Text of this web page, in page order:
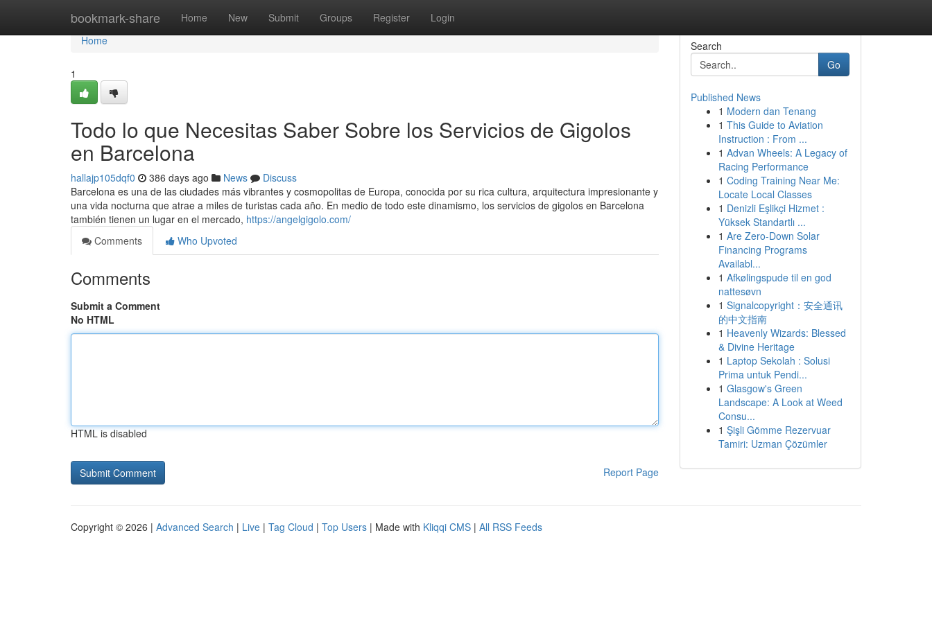
bookmark-share Home New Submit Groups Register Login
Home
Home
1
Todo lo que Necesitas Saber Sobre los Servicios de Gigolos
en Barcelona
hallajp105dqf0 386 days ago News
Discuss
Barcelona es una de las ciudades más vibrantes y cosmopolitas de Europa, conocida por su rica cultura, arquitectura impresionante y
una vida nocturna que atrae a miles de turistas cada año. En medio de todo este dinamismo, los servicios de gigolos en Barcelona
también tienen un lugar en el mercado, https://angelgigolo.com/
Comments
Who Upvoted
Comments
Submit a Comment
No HTML
HTML is disabled
Report Page
Search
Go
Published News
1 Modern dan Tenang
1 This Guide to Aviation
Instruction : From ...
1 Advan Wheels: A Legacy of
Racing Performance
1 Coding Training Near Me:
Locate Local Classes
1 Denizli Eşlikçi Hizmet :
Yüksek Standartlı ...
1 Are Zero-Down Solar
Financing Programs
Availabl...
1 Afkølingspude til en god
nattesøvn
1 Signalcopyright：安全通讯
的中文指南
1 Heavenly Wizards: Blessed
& Divine Heritage
1 Laptop Sekolah : Solusi
Prima untuk Pendi...
1 Glasgow's Green
Landscape: A Look at Weed
Consu...
1 Şişli Gömme Rezervuar
Tamiri: Uzman Çözümler
Copyright © 2026 | Advanced Search | Live | Tag Cloud | Top Users | Made with Kliqqi CMS | All RSS Feeds